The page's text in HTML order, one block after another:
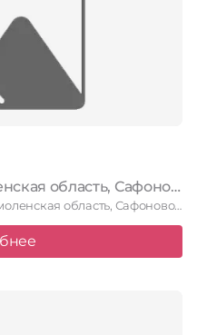
Айпери в Сафонове Смоленская область, Сафоново, улица Гагарина, 9
Айпери в Сафонове по адресу Смоленская область, Сафоново, улица Гагарина, …